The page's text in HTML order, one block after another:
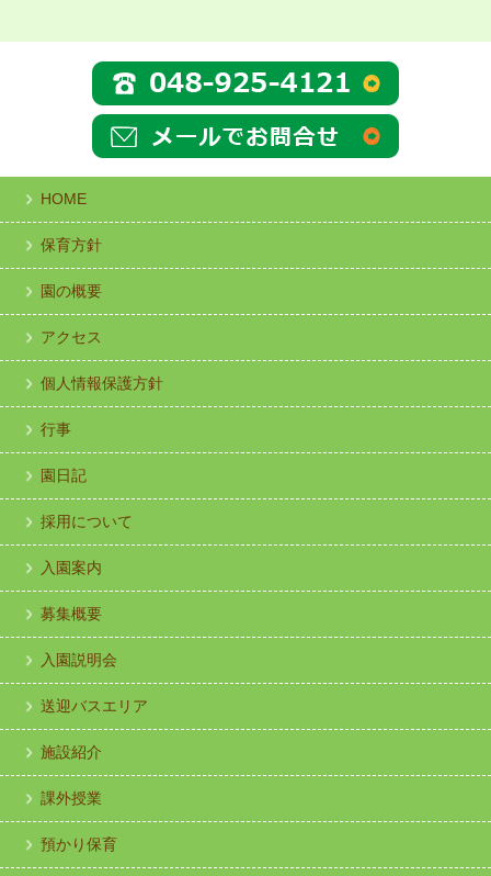
HOME
保育方針
園の概要
アクセス
個人情報保護方針
行事
園日記
採用について
入園案内
募集概要
入園説明会
送迎バスエリア
施設紹介
課外授業
預かり保育